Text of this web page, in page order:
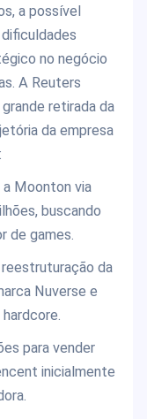
a possível
no negócio
A Reuters
retirada da
da empresa
Moonton via
buscando
de games.
da
Nuverse e
para vender
inicialmente